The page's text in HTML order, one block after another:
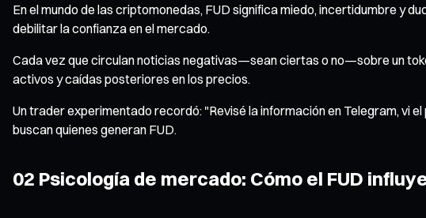
En el mundo de las criptomonedas, FUD significa miedo, incertidumbre y
debilitar la confianza en el mercado.
Cada vez que circulan noticias negativas—sean ciertas o no—sobre un
activos y caídas posteriores en los precios.
Un trader experimentado recordó: "Revisé la información en Telegram, vi
buscan quienes generan FUD.
02 Psicología de mercado: Cómo el FUD